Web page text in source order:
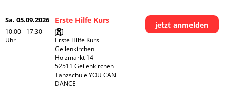
Sa. 05.09.2026
10:00 - 17:30
Uhr
Erste Hilfe Kurs
Erste Hilfe Kurs
Geilenkirchen
Holzmarkt 14
52511 Geilenkirchen
Tanzschule YOU CAN
DANCE
jetzt anmelden